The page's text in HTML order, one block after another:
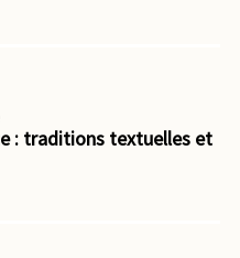
: traditions textuelles et